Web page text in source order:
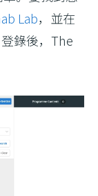
Lab，並在
錄後，The